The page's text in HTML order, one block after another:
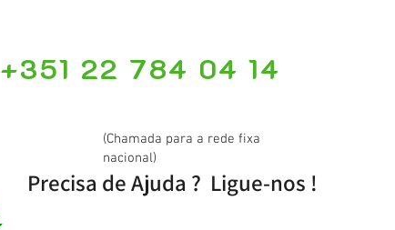
+351 22 784 04 14
(Chamada para a rede fixa
nacional)
Precisa de Ajuda ? Ligue-nos !